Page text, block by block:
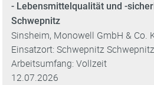
- Lebensmittelqualität und -
Schwepnitz
Sinsheim, Monowell GmbH & Co.
Einsatzort: Schwepnitz Schwepnitz
Arbeitsumfang: Vollzeit
12.07.2026